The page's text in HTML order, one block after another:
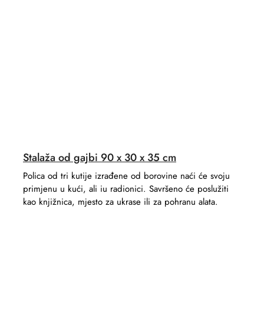
Stalaža od gajbi 90 x 30 x 35 cm
Polica od tri kutije izrađene od borovine naći će svoju
primjenu u kući, ali iu radionici. Savršeno će poslužiti
kao knjižnica, mjesto za ukrase ili za pohranu alata.